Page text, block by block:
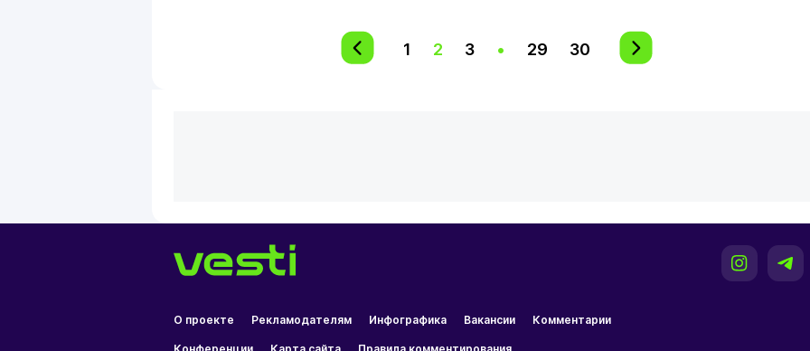
1 2 3 • 29 30
О проекте Рекламодателям Инфографика Вакансии Комментарии